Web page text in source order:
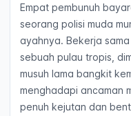
Empat pembunuh
seorang polisi muda
ayahnya. Bekerja
sebuah pulau tropis,
musuh lama bangkit
menghadapi ancaman
penuh kejutan dan